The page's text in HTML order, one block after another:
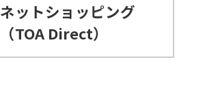
ネットショッピング
（TOA Direct）